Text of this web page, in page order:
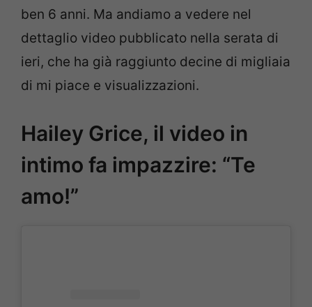
ben 6 anni. Ma andiamo a vedere nel
dettaglio video pubblicato nella serata di
ieri, che ha già raggiunto decine di migliaia
di mi piace e visualizzazioni.
Hailey Grice, il video in
intimo fa impazzire: “Te
amo!”